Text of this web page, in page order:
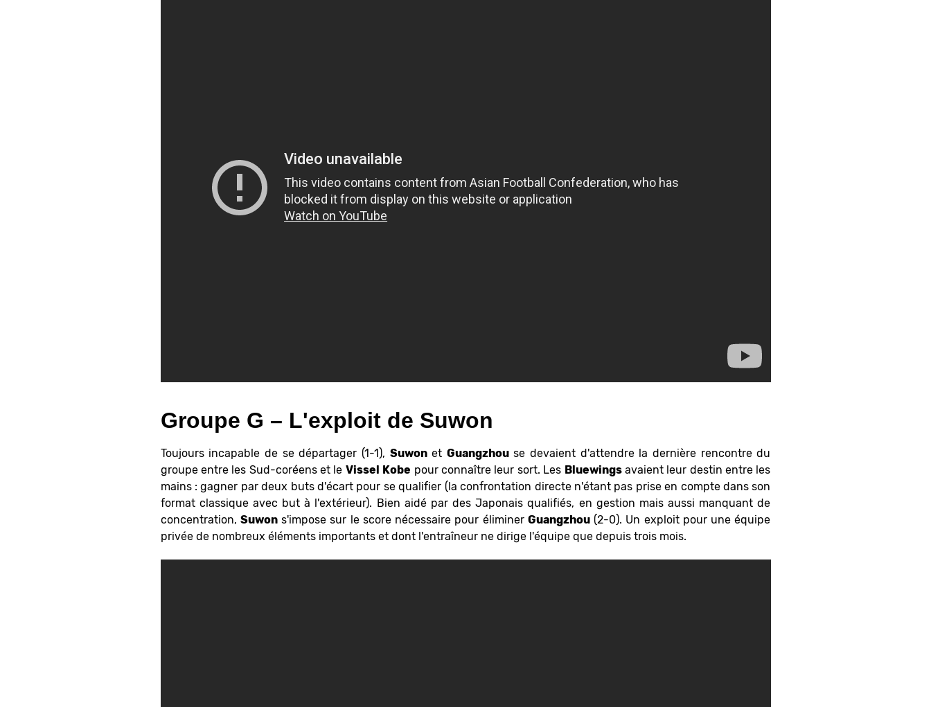
Groupe G – L'exploit de Suwon
Toujours incapable de se départager (1-1), Suwonet Guangzhouse devaient d'attendre la dernière rencontre du
groupe entre les Sud-coréens et le Vissel Kobe pour connaître leur sort. Les Bluewingsavaient leur destin entre les
mains : gagner par deux buts d'écart pour se qualifier (la confrontation directe n'étant pas prise en compte dans son
format classique avec but à l'extérieur). Bien aidé par des Japonais qualifiés, en gestion mais aussi manquant de
concentration, Suwons'impose sur le score nécessaire pour éliminer Guangzhou(2-0). Un exploit pour une équipe
privée de nombreux éléments importants et dont l'entraîneur ne dirige l'équipe que depuis trois mois.